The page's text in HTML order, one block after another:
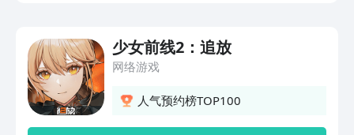
游戏的乐趣，让大家获得更好的体验哦。
少女前线2：追放
网络游戏
人气预约榜TOP100